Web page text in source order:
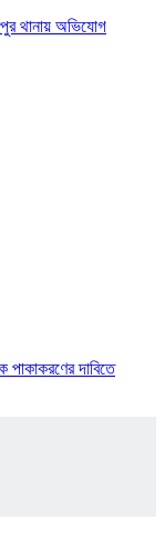
থানায় অভিযোগ
দাবিতে